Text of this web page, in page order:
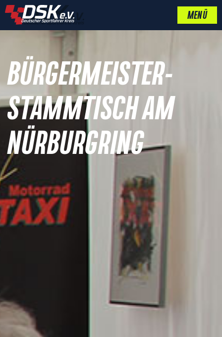
MENÜ
BÜRGERMEISTER-
STAMMTISCH AM
NÜRBURGRING